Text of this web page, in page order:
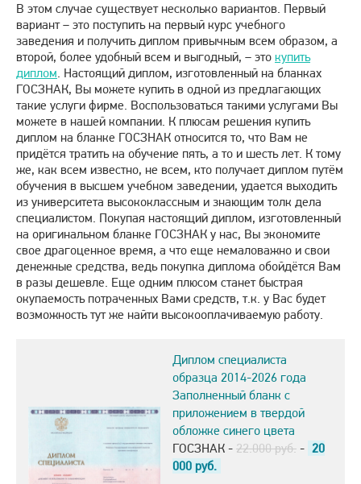
В этом случае существует несколько вариантов. Первый
вариант – это поступить на первый курс учебного
заведения и получить диплом привычным всем образом, а
второй, более удобный всем и выгодный, – это купить
диплом. Настоящий диплом, изготовленный на бланках
ГОСЗНАК, Вы можете купить в одной из предлагающих
такие услуги фирме. Воспользоваться такими услугами Вы
можете в нашей компании. К плюсам решения купить
диплом на бланке ГОСЗНАК относится то, что Вам не
придётся тратить на обучение пять, а то и шесть лет. К тому
же, как всем известно, не всем, кто получает диплом путём
обучения в высшем учебном заведении, удается выходить
из университета высококлассным и знающим толк дела
специалистом. Покупая настоящий диплом, изготовленный
на оригинальном бланке ГОСЗНАК у нас, Вы экономите
свое драгоценное время, а что еще немаловажно и свои
денежные средства, ведь покупка диплома обойдётся Вам
в разы дешевле. Еще одним плюсом станет быстрая
окупаемость потраченных Вами средств, т.к. у Вас будет
возможность тут же найти высокооплачиваемую работу.
Диплом специалиста
образца 2014-2026 года
Заполненный бланк с
приложением в твердой
обложке синего цвета
ГОСЗНАК - 22.000 руб. - 20
000 руб.